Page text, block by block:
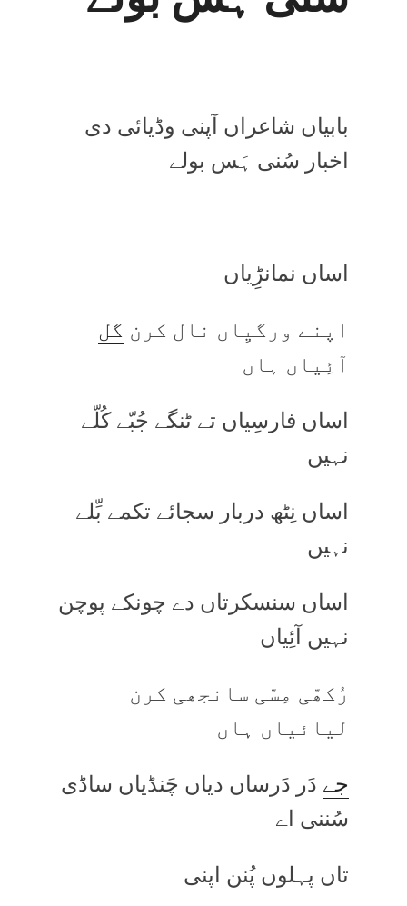
بابیاں شاعراں آپنی وڈیائی دی
اخبار سُنی ہَس بولے
اساں نمانڑِیاں
اپنے ورگیِاں نال کرن گل
آئِیاں ہاں
اساں فارسِیاں تے ٹنگے جُبّے کُلّے
نہیں
اساں نِٹھ دربار سجائے تکمے بِّلے
نہیں
اساں سنسکرتاں دے چونکے پوچن
نہیں آئِیاں
رُکھّی مِسّی سانجھی کرن
لیائیاں ہاں
جے دَر دَرساں دیاں چَنڈیاں ساڈی
سُننی اے
تاں پہلوں پُنن اپنی